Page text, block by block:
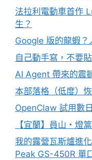
法拉利電動車首作
生？
Google 版的龍蝦？
自己動手寫，不要
AI Agent 帶來的震
本部落格（低度）
OpenClaw 試用數
【宜蘭】員山・燈
我的露營瓦斯爐進
Peak GS-450R 單